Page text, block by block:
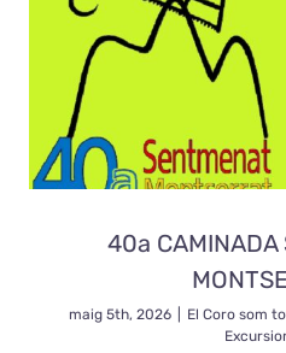
40a CAMINADA
maig 5th, 2026 El Coro som